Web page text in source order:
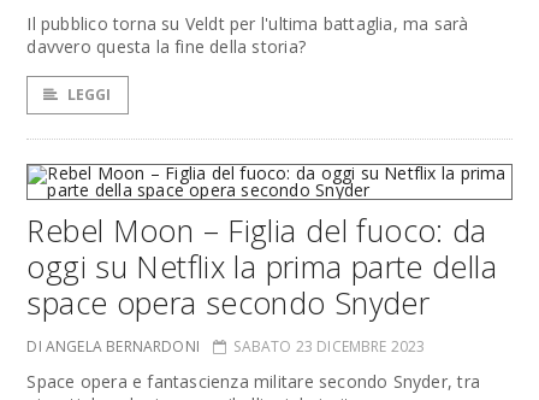
Il pubblico torna su Veldt per l'ultima battaglia, ma sarà
davvero questa la fine della storia?
LEGGI
Rebel Moon – Figlia del fuoco: da
oggi su Netflix la prima parte della
space opera secondo Snyder
DI ANGELA BERNARDONI SABATO 23 DICEMBRE 2023
Space opera e fantascienza militare secondo Snyder, tra